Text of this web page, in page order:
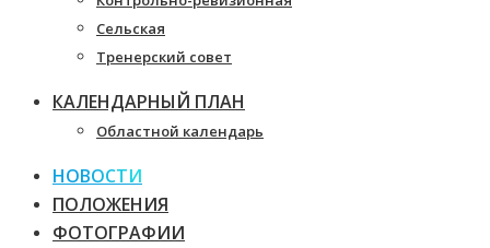
Сельская
Тренерский совет
КАЛЕНДАРНЫЙ ПЛАН
Областной календарь
НОВОСТИ
ПОЛОЖЕНИЯ
ФОТОГРАФИИ